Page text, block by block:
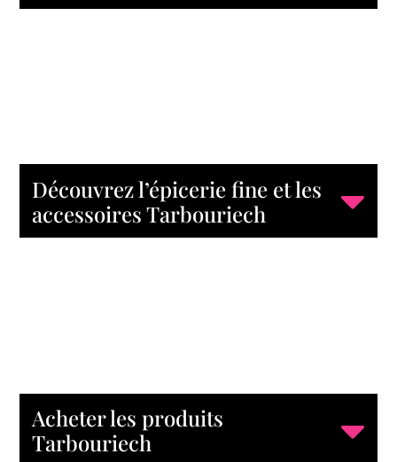
Découvrez l’épicerie fine et les
accessoires Tarbouriech
Acheter les produits
Tarbouriech